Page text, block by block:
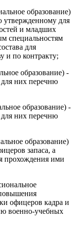
образование)
утвержденному для
и младших
специальностям
для
и по контракту;
образование) -
них перечню
образование) -
них перечню
образование)
запаса, а
прохождения ими
офицеров кадра и
военно-учебных